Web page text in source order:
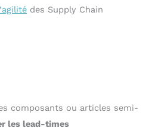
des Supply Chain
composants ou articles semi-
les lead-times